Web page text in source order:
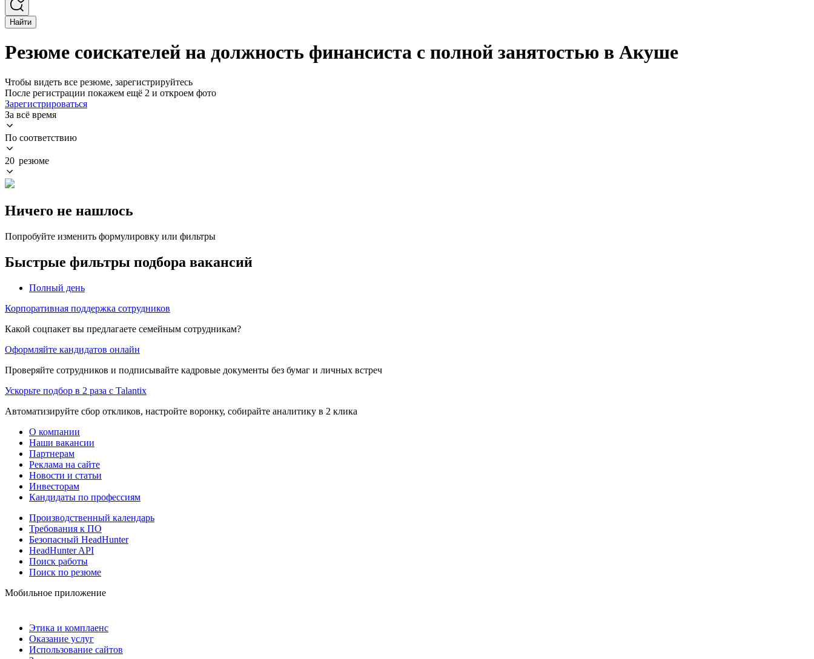
Найти
Резюме соискателей на должность финансиста с полной занятостью в Акуше
Чтобы видеть все резюме, зарегистрируйтесь
После регистрации покажем ещё 2 и откроем фото
Зарегистрироваться
За всё время
По соответствию
20 резюме
Ничего не нашлось
Попробуйте изменить формулировку или фильтры
Быстрые фильтры подбора вакансий
Полный день
Корпоративная поддержка сотрудников
Какой соцпакет вы предлагаете семейным сотрудникам?
Оформляйте кандидатов онлайн
Проверяйте сотрудников и подписывайте кадровые документы без бумаг и личных встреч
Ускорьте подбор в 2 раза с Talantix
Автоматизируйте сбор откликов, настройте воронку, собирайте аналитику в 2 клика
О компании
Наши вакансии
Партнерам
Реклама на сайте
Новости и статьи
Инвесторам
Кандидаты по профессиям
Производственный календарь
Требования к ПО
Безопасный HeadHunter
HeadHunter API
Поиск работы
Поиск по резюме
Мобильное приложение
Этика и комплаенс
Оказание услуг
Использование сайтов